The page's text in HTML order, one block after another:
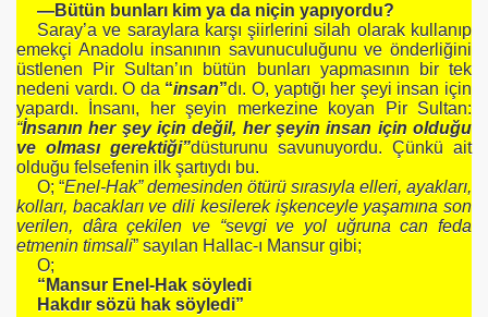
—Bütün bunları kim ya da niçin yapıyordu?
Saray’a ve saraylara karşı şiirlerini silah olarak kullanıp
emekçi Anadolu insanının savunuculuğunu ve önderliğini
üstlenen Pir Sultan’ın bütün bunları yapmasının bir tek
nedeni vardı. O da “insan”dı. O, yaptığı her şeyi insan için
yapardı. İnsanı, her şeyin merkezine koyan Pir Sultan:
“İnsanın her şey için değil, her şeyin insan için olduğu
ve olması gerektiği”düsturunu savunuyordu. Çünkü ait
olduğu felsefenin ilk şartıydı bu.
O; “Enel-Hak” demesinden ötürü sırasıyla elleri, ayakları,
kolları, bacakları ve dili kesilerek işkenceyle yaşamına son
verilen, dâra çekilen ve “sevgi ve yol uğruna can feda
etmenin timsali” sayılan Hallac-ı Mansur gibi;
O;
“Mansur Enel-Hak söyledi
Hakdır sözü hak söyledi”